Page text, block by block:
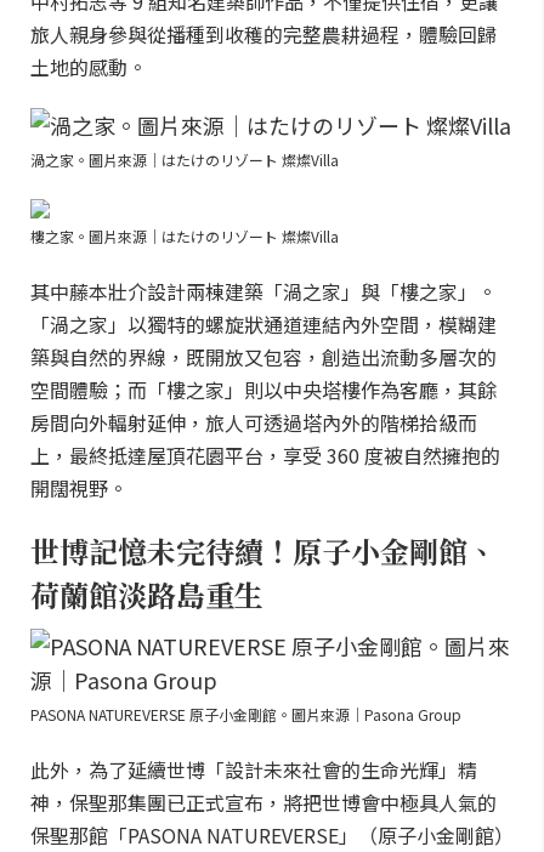
旅人親身參與從播種到收穫的完整農耕過程，體驗回歸
土地的感動。
渦之家。圖片來源｜はたけのリゾート 燦燦Villa
樓之家。圖片來源｜はたけのリゾート 燦燦Villa
其中藤本壯介設計兩棟建築「渦之家」與「樓之家」。
「渦之家」以獨特的螺旋狀通道連結內外空間，模糊建
築與自然的界線，既開放又包容，創造出流動多層次的
空間體驗；而「樓之家」則以中央塔樓作為客廳，其餘
房間向外輻射延伸，旅人可透過塔內外的階梯拾級而
上，最終抵達屋頂花園平台，享受 360 度被自然擁抱的
開闊視野。
世博記憶未完待續！原子小金剛館、
荷蘭館淡路島重生
PASONA NATUREVERSE 原子小金剛館。圖片來源｜Pasona Group
此外，為了延續世博「設計未來社會的生命光輝」精
神，保聖那集團已正式宣布，將把世博會中極具人氣的
保聖那館「PASONA NATUREVERSE」（原子小金剛館）